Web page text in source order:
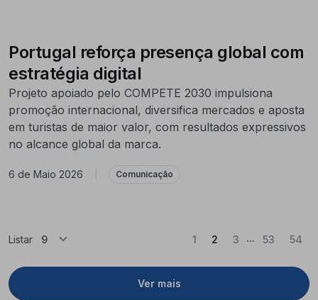
Portugal reforça presença global com
estratégia digital
Projeto apoiado pelo COMPETE 2030 impulsiona
promoção internacional, diversifica mercados e aposta
em turistas de maior valor, com resultados expressivos
no alcance global da marca.
6 de Maio 2026 Comunicação
Listar
Ver mais
1 2 (Atual)
3 ... 53 54